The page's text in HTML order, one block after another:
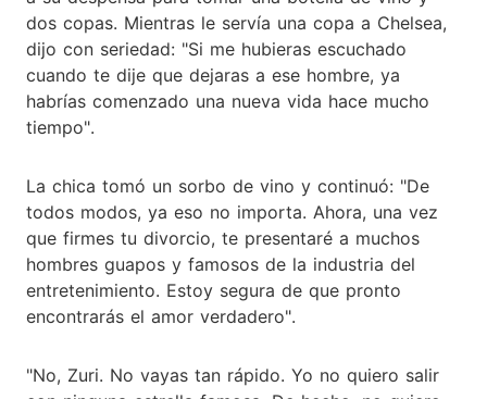
dos copas. Mientras le servía una copa a Chelsea,
dijo con seriedad: "Si me hubieras escuchado
cuando te dije que dejaras a ese hombre, ya
habrías comenzado una nueva vida hace mucho
tiempo".
La chica tomó un sorbo de vino y continuó: "De
todos modos, ya eso no importa. Ahora, una vez
que firmes tu divorcio, te presentaré a muchos
hombres guapos y famosos de la industria del
entretenimiento. Estoy segura de que pronto
encontrarás el amor verdadero".
"No, Zuri. No vayas tan rápido. Yo no quiero salir